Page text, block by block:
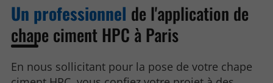
Un professionnel de l'application de
chape ciment HPC à Paris
En nous sollicitant pour la pose de votre chape